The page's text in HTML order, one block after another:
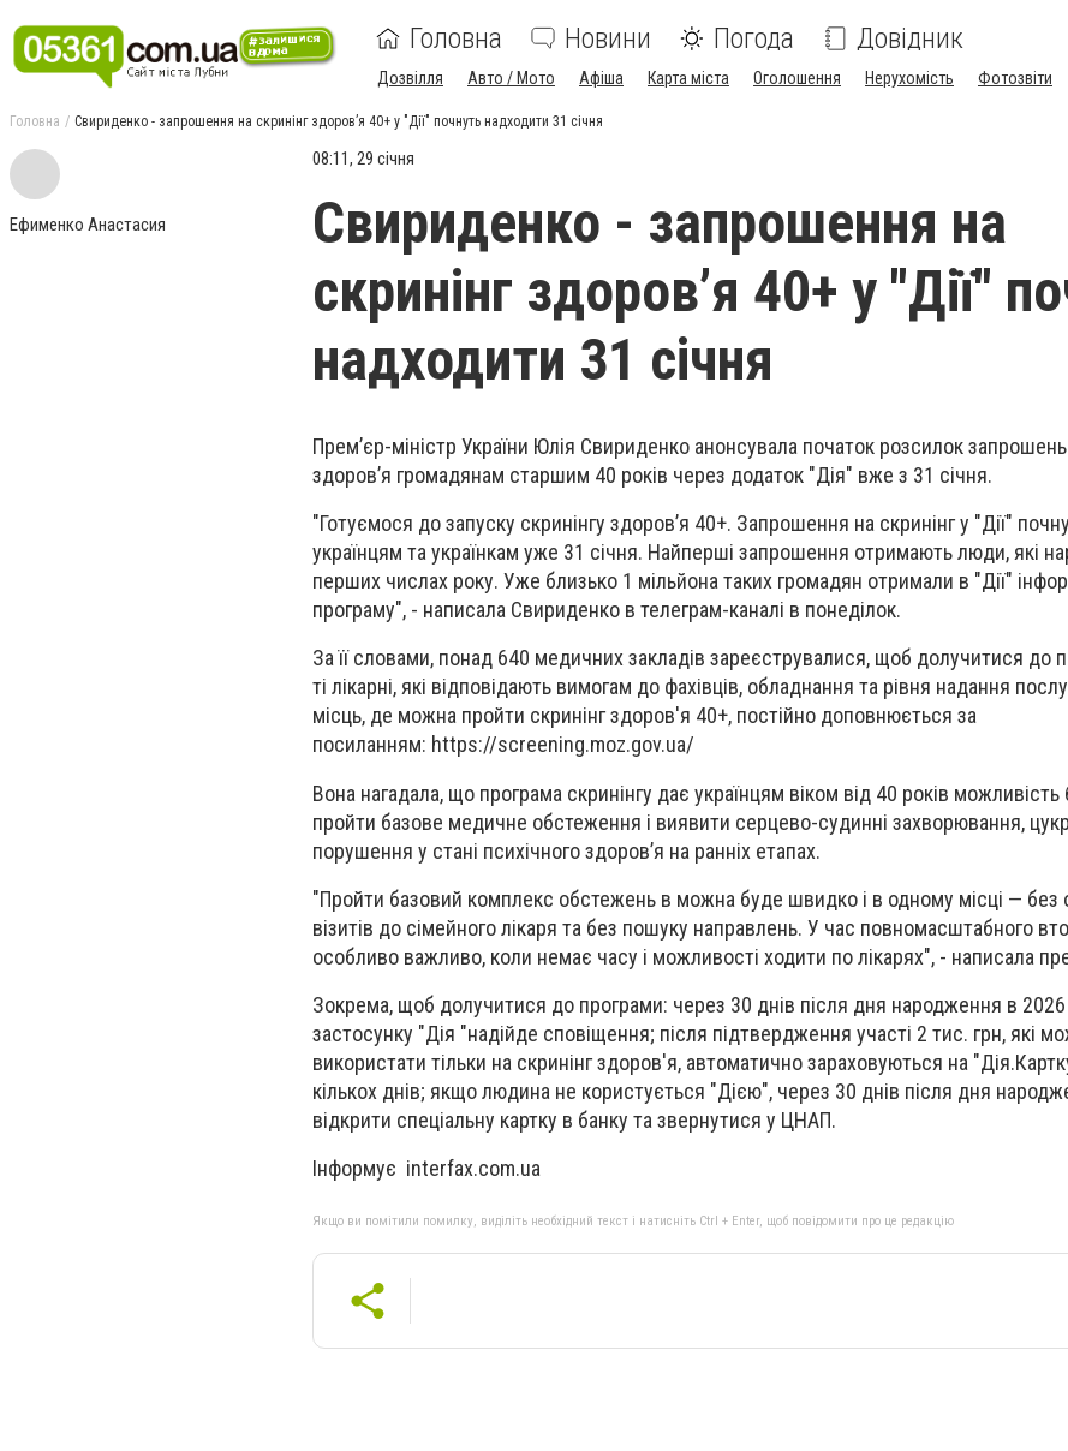
Головна Новини Погода Довідник
Дозвілля Авто / Мото Афіша Карта міста Оголошення Нерухомість Фотозвіти
Головна Свириденко - запрошення на скринінг здоровʼя 40+ у "Дії" почнуть надходити 31 січня
Ефименко Анастасия
08:11, 29 січня
Свириденко - запрошення на
скринінг здоровʼя 40+ у "Дії"
надходити 31 січня
Премʼєр-міністр України Юлія Свириденко анонсувала початок розсилок запрошень
здоровʼя громадянам старшим 40 років через додаток "Дія" вже з 31 січня.
"Готуємося до запуску скринінгу здоровʼя 40+. Запрошення на скринінг у "Дії"
українцям та українкам уже 31 січня. Найперші запрошення отримають люди, які
перших числах року. Уже близько 1 мільйона таких громадян отримали в "Дії"
програму", - написала Свириденко в телеграм-каналі в понеділок.
За її словами, понад 640 медичних закладів зареєструвалися, щоб долучитися до
ті лікарні, які відповідають вимогам до фахівців, обладнання та рівня надання
місць, де можна пройти скринінг здоров'я 40+, постійно доповнюється за
посиланням: https://screening.moz.gov.ua/
Вона нагадала, що програма скринінгу дає українцям віком від 40 років
пройти базове медичне обстеження і виявити серцево-судинні захворювання,
порушення у стані психічного здоровʼя на ранніх етапах.
"Пройти базовий комплекс обстежень в можна буде швидко і в одному місці — без
візитів до сімейного лікаря та без пошуку направлень. У час повномасштабного
особливо важливо, коли немає часу і можливості ходити по лікарях", - написала
Зокрема, щоб долучитися до програми: через 30 днів після дня народження в 2026
застосунку "Дія "надійде сповіщення; після підтвердження участі 2 тис. грн, які
використати тільки на скринінг здоров'я, автоматично зараховуються на
кількох днів; якщо людина не користується "Дією", через 30 днів після дня
відкрити спеціальну картку в банку та звернутися у ЦНАП.
Інформує interfax.com.ua
Якщо ви помітили помилку, виділіть необхідний текст і натисніть Ctrl + Enter, щоб повідомити про це редакцію